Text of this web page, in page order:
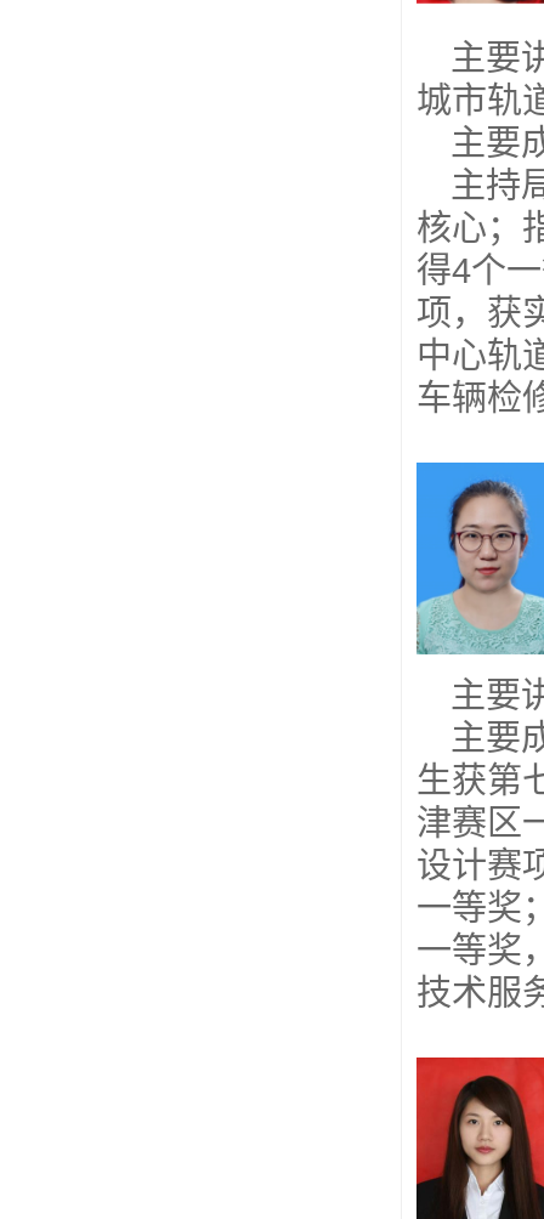
主要
城市轨
主要
主持
核心；
得4个
项，获
中心轨
车辆检
主要
主要
生获第
津赛区
设计赛
一等奖
一等奖
技术服